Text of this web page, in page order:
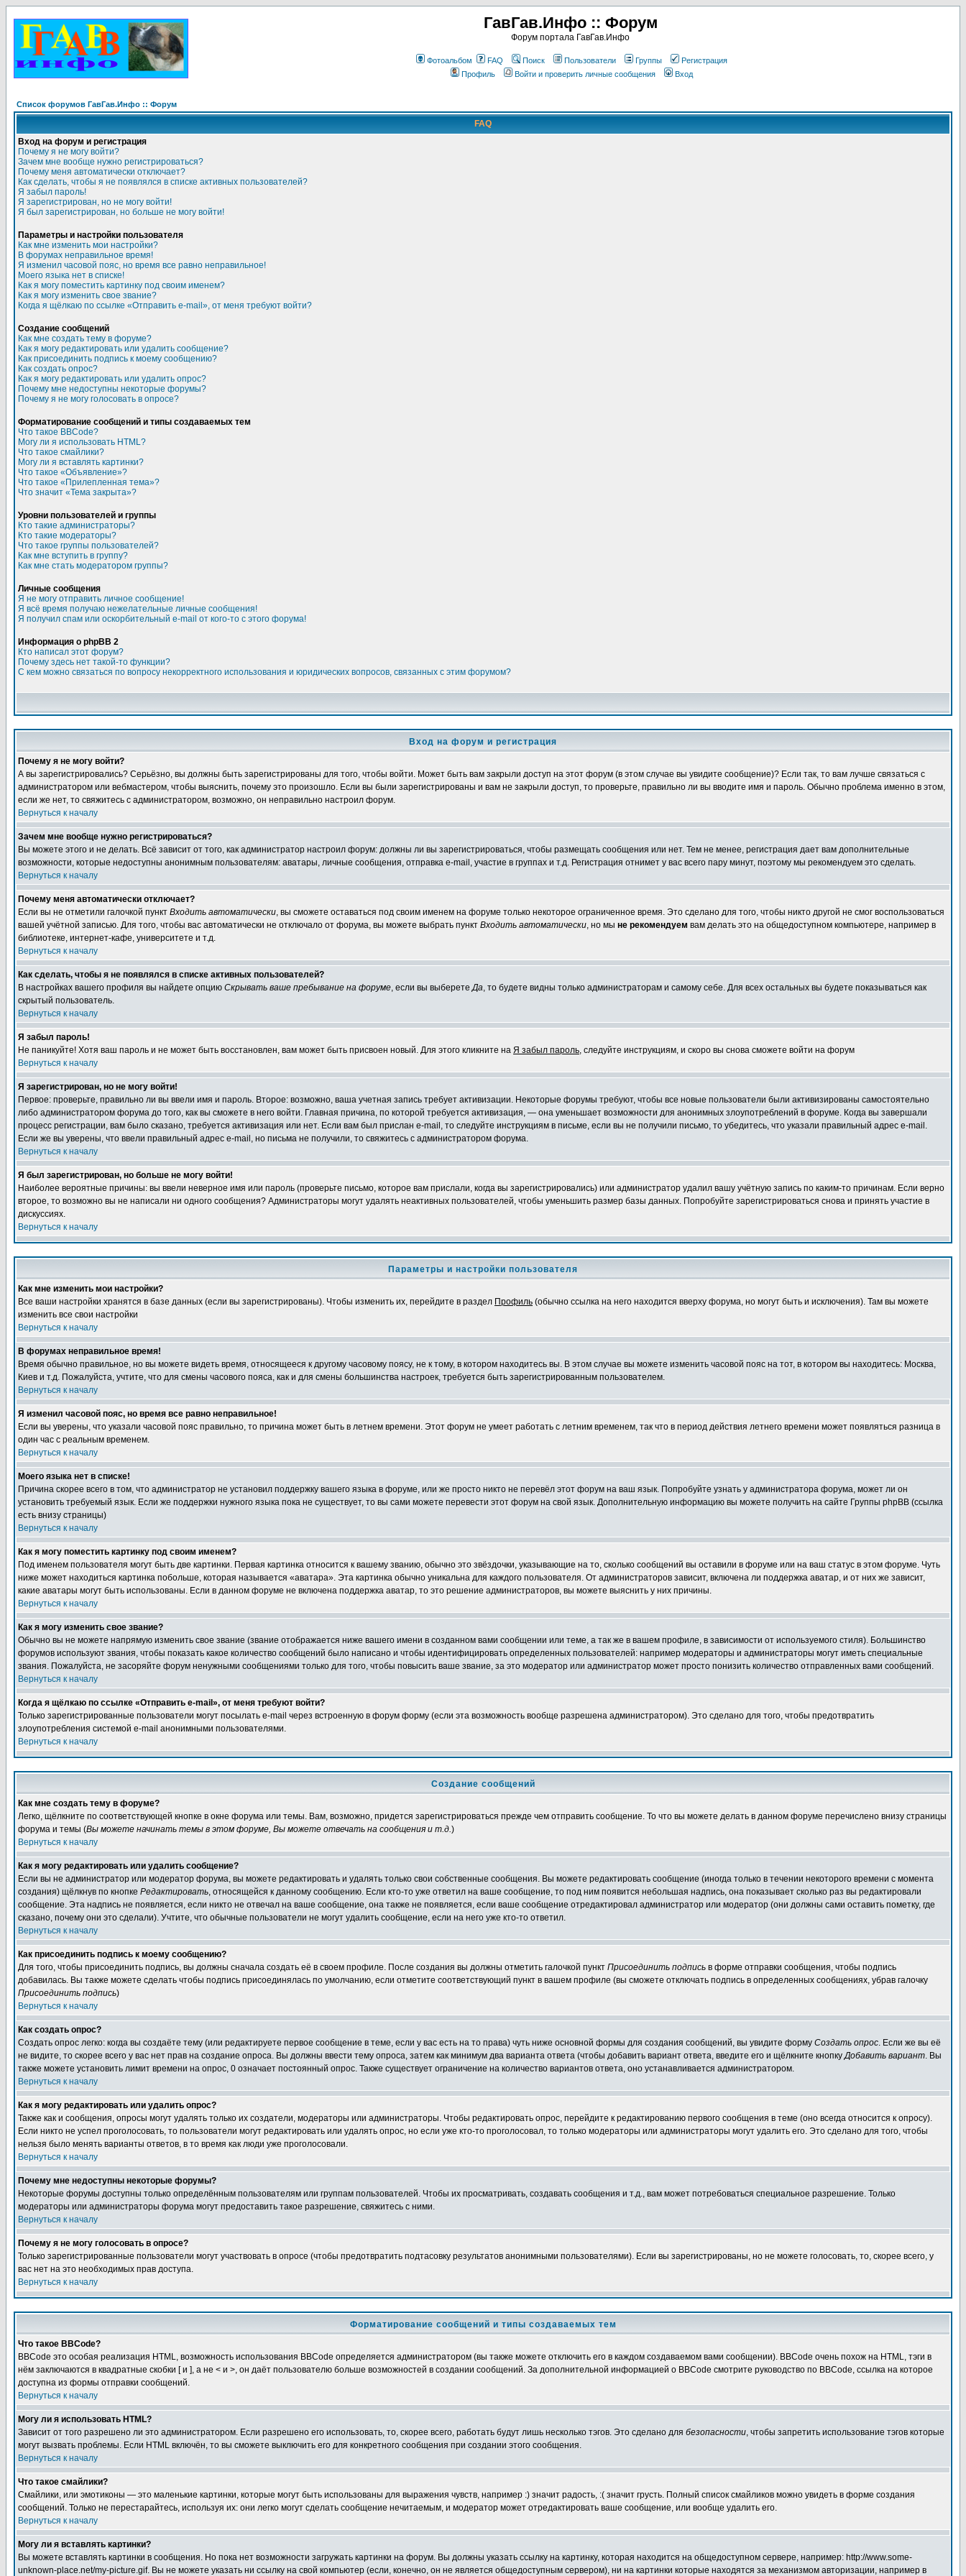
ГавГав.Инфо :: Форум
Форум портала ГавГав.Инфо
Фотоальбом FAQ Поиск Пользователи Группы
Регистрация
Профиль
Войти и проверить личные сообщения Вход
Список форумов ГавГав.Инфо :: Форум
FAQ
Вход на форум и регистрация
Почему я не могу войти?
Зачем мне вообще нужно регистрироваться?
Почему меня автоматически отключает?
Как сделать, чтобы я не появлялся в списке активных пользователей?
Я забыл пароль!
Я зарегистрирован, но не могу войти!
Я был зарегистрирован, но больше не могу войти!
Параметры и настройки пользователя
Как мне изменить мои настройки?
В форумах неправильное время!
Я изменил часовой пояс, но время все равно неправильное!
Моего языка нет в списке!
Как я могу поместить картинку под своим именем?
Как я могу изменить свое звание?
Когда я щёлкаю по ссылке «Отправить e-mail», от меня требуют войти?
Создание сообщений
Как мне создать тему в форуме?
Как я могу редактировать или удалить сообщение?
Как присоединить подпись к моему сообщению?
Как создать опрос?
Как я могу редактировать или удалить опрос?
Почему мне недоступны некоторые форумы?
Почему я не могу голосовать в опросе?
Форматирование сообщений и типы создаваемых тем
Что такое BBCode?
Могу ли я использовать HTML?
Что такое смайлики?
Могу ли я вставлять картинки?
Что такое «Объявление»?
Что такое «Прилепленная тема»?
Что значит «Тема закрыта»?
Уровни пользователей и группы
Кто такие администраторы?
Кто такие модераторы?
Что такое группы пользователей?
Как мне вступить в группу?
Как мне стать модератором группы?
Личные сообщения
Я не могу отправить личное сообщение!
Я всё время получаю нежелательные личные сообщения!
Я получил спам или оскорбительный e-mail от кого-то с этого форума!
Информация о phpBB 2
Кто написал этот форум?
Почему здесь нет такой-то функции?
С кем можно связаться по вопросу некорректного использования и юридических вопросов, связанных с этим форумом?
Вход на форум и регистрация
Почему я не могу войти?
А вы зарегистрировались? Серьёзно, вы должны быть зарегистрированы для того, чтобы войти. Может быть вам закрыли доступ на этот форум (в этом случае вы увидите сообщение)? Если так, то вам лучше связаться с
администратором или вебмастером, чтобы выяснить, почему это произошло. Если вы были зарегистрированы и вам не закрыли доступ, то проверьте, правильно ли вы вводите имя и пароль. Обычно проблема именно в этом,
если же нет, то свяжитесь с администратором, возможно, он неправильно настроил форум.
Вернуться к началу
Зачем мне вообще нужно регистрироваться?
Вы можете этого и не делать. Всё зависит от того, как администратор настроил форум: должны ли вы зарегистрироваться, чтобы размещать сообщения или нет. Тем не менее, регистрация дает вам дополнительные
возможности, которые недоступны анонимным пользователям: аватары, личные сообщения, отправка e-mail, участие в группах и т.д. Регистрация отнимет у вас всего пару минут, поэтому мы рекомендуем это сделать.
Вернуться к началу
Почему меня автоматически отключает?
Если вы не отметили галочкой пункт Входить автоматически, вы сможете оставаться под своим именем на форуме только некоторое ограниченное время. Это сделано для того, чтобы никто другой не смог воспользоваться
вашей учётной записью. Для того, чтобы вас автоматически не отключало от форума, вы можете выбрать пункт Входить автоматически, но мы не рекомендуем вам делать это на общедоступном компьютере, например в
библиотеке, интернет-кафе, университете и т.д.
Вернуться к началу
Как сделать, чтобы я не появлялся в списке активных пользователей?
В настройках вашего профиля вы найдете опцию Скрывать ваше пребывание на форуме, если вы выберетеДа, то будете видны только администраторам и самому себе. Для всех остальных вы будете показываться как
скрытый пользователь.
Вернуться к началу
Я забыл пароль!
Не паникуйте! Хотя ваш пароль и не может быть восстановлен, вам может быть присвоен новый. Для этого кликните на Я забыл пароль, следуйте инструкциям, и скоро вы снова сможете войти на форум
Вернуться к началу
Я зарегистрирован, но не могу войти!
Первое: проверьте, правильно ли вы ввели имя и пароль. Второе: возможно, ваша учетная запись требует активизации. Некоторые форумы требуют, чтобы все новые пользователи были активизированы самостоятельно
либо администратором форума до того, как вы сможете в него войти. Главная причина, по которой требуется активизация, — она уменьшает возможности для анонимных злоупотреблений в форуме. Когда вы завершали
процесс регистрации, вам было сказано, требуется активизация или нет. Если вам был прислан e-mail, то следуйте инструкциям в письме, если вы не получили письмо, то убедитесь, что указали правильный адрес e-mail.
Если же вы уверены, что ввели правильный адрес e-mail, но письма не получили, то свяжитесь с администратором форума.
Вернуться к началу
Я был зарегистрирован, но больше не могу войти!
Наиболее вероятные причины: вы ввели неверное имя или пароль (проверьте письмо, которое вам прислали, когда вы зарегистрировались) или администратор удалил вашу учётную запись по каким-то причинам. Если верно
второе, то возможно вы не написали ни одного сообщения? Администраторы могут удалять неактивных пользователей, чтобы уменьшить размер базы данных. Попробуйте зарегистрироваться снова и принять участие в
дискуссиях.
Вернуться к началу
Параметры и настройки пользователя
Как мне изменить мои настройки?
Все ваши настройки хранятся в базе данных (если вы зарегистрированы). Чтобы изменить их, перейдите в раздел Профиль (обычно ссылка на него находится вверху форума, но могут быть и исключения). Там вы можете
изменить все свои настройки
Вернуться к началу
В форумах неправильное время!
Время обычно правильное, но вы можете видеть время, относящееся к другому часовому поясу, не к тому, в котором находитесь вы. В этом случае вы можете изменить часовой пояс на тот, в котором вы находитесь: Москва,
Киев и т.д. Пожалуйста, учтите, что для смены часового пояса, как и для смены большинства настроек, требуется быть зарегистрированным пользователем.
Вернуться к началу
Я изменил часовой пояс, но время все равно неправильное!
Если вы уверены, что указали часовой пояс правильно, то причина может быть в летнем времени. Этот форум не умеет работать с летним временем, так что в период действия летнего времени может появляться разница в
один час с реальным временем.
Вернуться к началу
Моего языка нет в списке!
Причина скорее всего в том, что администратор не установил поддержку вашего языка в форуме, или же просто никто не перевёл этот форум на ваш язык. Попробуйте узнать у администратора форума, может ли он
установить требуемый язык. Если же поддержки нужного языка пока не существует, то вы сами можете перевести этот форум на свой язык. Дополнительную информацию вы можете получить на сайте Группы phpBB (ссылка
есть внизу страницы)
Вернуться к началу
Как я могу поместить картинку под своим именем?
Под именем пользователя могут быть две картинки. Первая картинка относится к вашему званию, обычно это звёздочки, указывающие на то, сколько сообщений вы оставили в форуме или на ваш статус в этом форуме. Чуть
ниже может находиться картинка побольше, которая называется «аватара». Эта картинка обычно уникальна для каждого пользователя. От администраторов зависит, включена ли поддержка аватар, и от них же зависит,
какие аватары могут быть использованы. Если в данном форуме не включена поддержка аватар, то это решение администраторов, вы можете выяснить у них причины.
Вернуться к началу
Как я могу изменить свое звание?
Обычно вы не можете напрямую изменить свое звание (звание отображается ниже вашего имени в созданном вами сообщении или теме, а так же в вашем профиле, в зависимости от используемого стиля). Большинство
форумов используют звания, чтобы показать какое количество сообщений было написано и чтобы идентифицировать определенных пользователей: например модераторы и администраторы могут иметь специальные
звания. Пожалуйста, не засоряйте форум ненужными сообщениями только для того, чтобы повысить ваше звание, за это модератор или администратор может просто понизить количество отправленных вами сообщений.
Вернуться к началу
Когда я щёлкаю по ссылке «Отправить e-mail», от меня требуют войти?
Только зарегистрированные пользователи могут посылать e-mail через встроенную в форум форму (если эта возможность вообще разрешена администратором). Это сделано для того, чтобы предотвратить
злоупотребления системой e-mail анонимными пользователями.
Вернуться к началу
Создание сообщений
Как мне создать тему в форуме?
Легко, щёлкните по соответствующей кнопке в окне форума или темы. Вам, возможно, придется зарегистрироваться прежде чем отправить сообщение. То что вы можете делать в данном форуме перечислено внизу страницы
форума и темы (Вы можете начинать темы в этом форуме, Вы можете отвечать на сообщения и т.д.)
Вернуться к началу
Как я могу редактировать или удалить сообщение?
Если вы не администратор или модератор форума, вы можете редактировать и удалять только свои собственные сообщения. Вы можете редактировать сообщение (иногда только в течении некоторого времени с момента
создания) щёлкнув по кнопке Редактировать, относящейся к данному сообщению. Если кто-то уже ответил на ваше сообщение, то под ним появится небольшая надпись, она показывает сколько раз вы редактировали
сообщение. Эта надпись не появляется, если никто не отвечал на ваше сообщение, она также не появляется, если ваше сообщение отредактировал администратор или модератор (они должны сами оставить пометку, где
сказано, почему они это сделали). Учтите, что обычные пользователи не могут удалить сообщение, если на него уже кто-то ответил.
Вернуться к началу
Как присоединить подпись к моему сообщению?
Для того, чтобы присоединить подпись, вы должны сначала создать её в своем профиле. После создания вы должны отметить галочкой пункт Присоединить подпись в форме отправки сообщения, чтобы подпись
добавилась. Вы также можете сделать чтобы подпись присоединялась по умолчанию, если отметите соответствующий пункт в вашем профиле (вы сможете отключать подпись в определенных сообщениях, убрав галочку
Присоединить подпись)
Вернуться к началу
Как создать опрос?
Создать опрос легко: когда вы создаёте тему (или редактируете первое сообщение в теме, если у вас есть на то права) чуть ниже основной формы для создания сообщений, вы увидите форму Создать опрос. Если же вы её
не видите, то скорее всего у вас нет прав на создание опроса. Вы должны ввести тему опроса, затем как минимум два варианта ответа (чтобы добавить вариант ответа, введите его и щёлкните кнопкуДобавить вариант. Вы
также можете установить лимит времени на опрос, 0 означает постоянный опрос. Также существует ограничение на количество вариантов ответа, оно устанавливается администратором.
Вернуться к началу
Как я могу редактировать или удалить опрос?
Также как и сообщения, опросы могут удалять только их создатели, модераторы или администраторы. Чтобы редактировать опрос, перейдите к редактированию первого сообщения в теме (оно всегда относится к опросу).
Если никто не успел проголосовать, то пользователи могут редактировать или удалять опрос, но если уже кто-то проголосовал, то только модераторы или администраторы могут удалить его. Это сделано для того, чтобы
нельзя было менять варианты ответов, в то время как люди уже проголосовали.
Вернуться к началу
Почему мне недоступны некоторые форумы?
Некоторые форумы доступны только определённым пользователям или группам пользователей. Чтобы их просматривать, создавать сообщения и т.д., вам может потребоваться специальное разрешение. Только
модераторы или администраторы форума могут предоставить такое разрешение, свяжитесь с ними.
Вернуться к началу
Почему я не могу голосовать в опросе?
Только зарегистрированные пользователи могут участвовать в опросе (чтобы предотвратить подтасовку результатов анонимными пользователями). Если вы зарегистрированы, но не можете голосовать, то, скорее всего, у
вас нет на это необходимых прав доступа.
Вернуться к началу
Форматирование сообщений и типы создаваемых тем
Что такое BBCode?
BBCode это особая реализация HTML, возможность использования BBCode определяется администратором (вы также можете отключить его в каждом создаваемом вами сообщении). BBCode очень похож на HTML, тэги в
нём заключаются в квадратные скобки [ и ], а не < и >, он даёт пользователю больше возможностей в создании сообщений. За дополнительной информацией о BBCode смотрите руководство по BBCode, ссылка на которое
доступна из формы отправки сообщений.
Вернуться к началу
Могу ли я использовать HTML?
Зависит от того разрешено ли это администратором. Если разрешено его использовать, то, скорее всего, работать будут лишь несколько тэгов. Это сделано для безопасности, чтобы запретить использование тэгов которые
могут вызвать проблемы. Если HTML включён, то вы сможете выключить его для конкретного сообщения при создании этого сообщения.
Вернуться к началу
Что такое смайлики?
Смайлики, или эмотиконы — это маленькие картинки, которые могут быть использованы для выражения чувств, например :) значит радость, :( значит грусть. Полный список смайликов можно увидеть в форме создания
сообщений. Только не перестарайтесь, используя их: они легко могут сделать сообщение нечитаемым, и модератор может отредактировать ваше сообщение, или вообще удалить его.
Вернуться к началу
Могу ли я вставлять картинки?
Вы можете вставлять картинки в сообщения. Но пока нет возможности загружать картинки на форум. Вы должны указать ссылку на картинку, которая находится на общедоступном сервере, например: http://www.some-
unknown-place.net/my-picture.gif. Вы не можете указать ни ссылку на свой компьютер (если, конечно, он не является общедоступным сервером), ни на картинки которые находятся за механизмом авторизации, например в